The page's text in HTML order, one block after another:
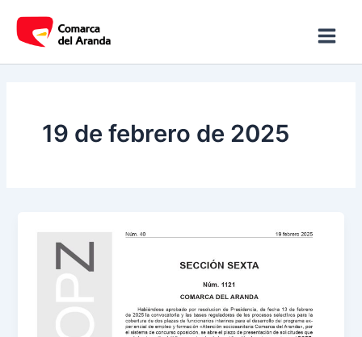
contenido
19 de febrero de 2025